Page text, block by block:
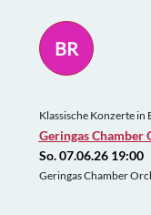
BR
Klassische Konzerte in
Geringas Chamber
So. 07.06.26 19:00
Geringas Chamber